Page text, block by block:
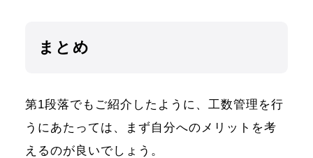
まとめ
第1段落でもご紹介したように、工数管理を行
うにあたっては、まず自分へのメリットを考
えるのが良いでしょう。